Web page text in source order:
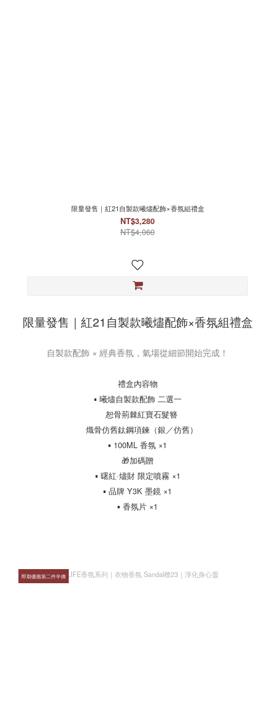
限量發售｜紅21自製款曦燼配飾×香氛組禮盒
NT$3,280
NT$4,060
限量發售｜紅21自製款曦燼配飾×香氛組禮盒
自製款配飾 × 經典香氛，氣場從細節開始完成！
禮盒內容物
▪ 曦燼自製款配飾 二選一
恕骨荊棘紅寶石髮簪
熾骨仿舊鈦鋼項鍊（銀／仿舊）
▪ 100ML 香氛 ×1
🎁加碼贈
▪ 曙紅·燼財 限定噴霧 ×1
▪ 品牌 Y3K 墨鏡 ×1
▪ 香氛片 ×1
即期優惠第二件半價